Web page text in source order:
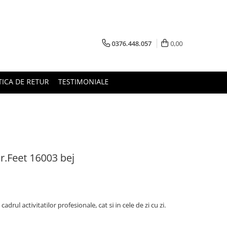
0376.448.057 0,00
DE RETUR TESTIMONIALE
16003 bej
activitatilor profesionale, cat si in cele de zi cu zi.